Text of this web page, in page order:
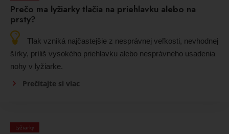
Prečo ma lyžiarky tlačia na priehlavku alebo na
prsty?
Tlak vzniká najčastejšie z nesprávnej veľkosti, nevhodnej
šírky, príliš vysokého priehlavku alebo nesprávneho usadenia
nohy v lyžiarke.
Prečítajte si viac
Lyžiarky